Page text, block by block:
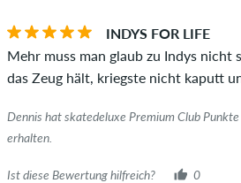
INDYS FOR LIFE
Mehr muss man glaub zu Indys nicht
das Zeug hält, kriegste nicht kaputt
Dennis hat skatedeluxe Premium Club
erhalten.
Ist diese Bewertung hilfreich? 0